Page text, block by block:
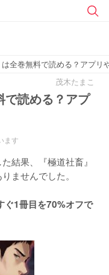
全巻無料で読める？アプリ
茂木たまこ
で読める？アプ
ます
結果、『極道社畜』
ませんでした。
ぐ1冊目を70%オフで